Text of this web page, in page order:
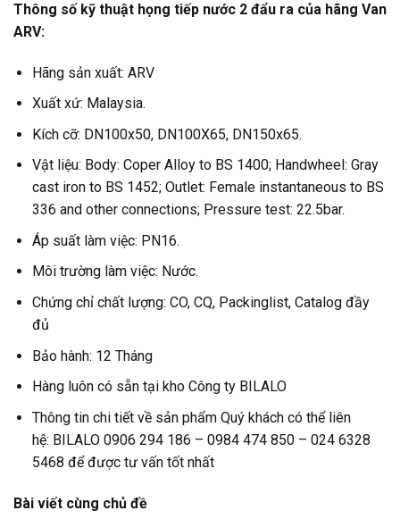
Thông số kỹ thuật họng tiếp nước 2 đẩu ra của hãng Van
ARV:
Hãng sản xuất: ARV
Xuất xứ: Malaysia.
Kích cỡ: DN100x50, DN100X65, DN150x65.
Vật liệu: Body: Coper Alloy to BS 1400; Handwheel: Gray
cast iron to BS 1452; Outlet: Female instantaneous to BS
336 and other connections; Pressure test: 22.5bar.
Áp suất làm việc: PN16.
Môi trường làm việc: Nước.
Chứng chỉ chất lượng: CO, CQ, Packinglist, Catalog đầy
đủ
Bảo hành: 12 Tháng
Hàng luôn có sẵn tại kho Công ty BILALO
Thông tin chi tiết về sản phẩm Quý khách có thể liên
hệ: BILALO 0906 294 186 – 0984 474 850 – 024 6328
5468 để được tư vấn tốt nhất
Bài viết cùng chủ đề